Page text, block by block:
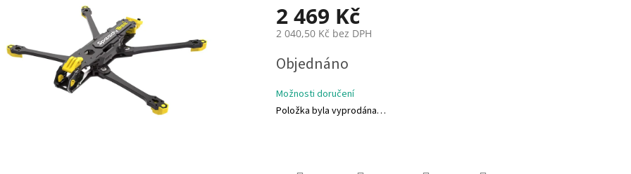
2 469 Kč
2 040,50 Kč bez DPH
cena:
Objednáno
Možnosti doručení
Položka byla vyprodána…